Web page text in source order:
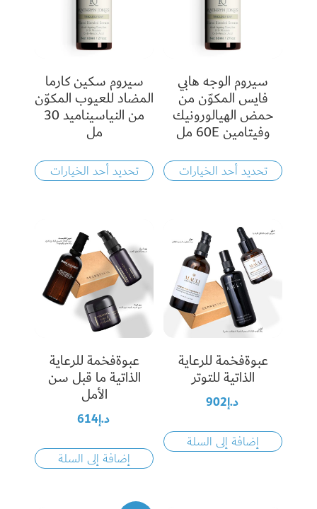
سيروم الوجه هابي
فايس المكوّن من
حمض الهيالورونيك
وفيتامين 60E مل
تحديد أحد الخيارات
سيروم سكين كارما
المضاد للعيوب المكوّن
من النياسيناميد 30
مل
تحديد أحد الخيارات
عبوةفخمة للرعاية
الذاتية للتوتر
د.إ902
إضافة إلى السلة
عبوةفخمة للرعاية
الذاتية ما قبل سن
الأمل
د.إ614
إضافة إلى السلة